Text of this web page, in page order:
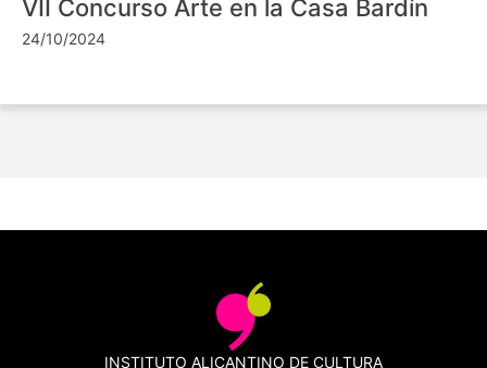
VII Concurso Arte en la Casa Bardín
24/10/2024
INSTITUTO ALICANTINO DE CULTURA